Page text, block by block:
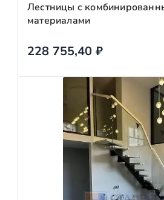
Лестницы с
материалами
228 755,40 ₽